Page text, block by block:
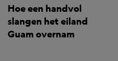
Hoe een handvol
slangen het eiland
Guam overnam